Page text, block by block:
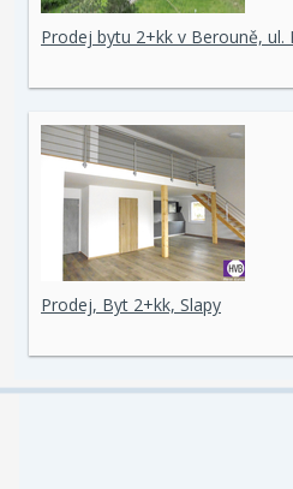
Prodej bytu 2+kk v Berouně, ul.
Prodej, Byt 2+kk, Slapy